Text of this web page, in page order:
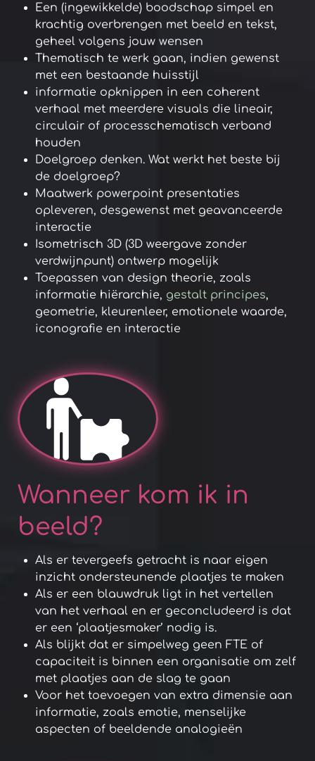
Een (ingewikkelde) boodschap simpel en
krachtig overbrengen met beeld en tekst,
geheel volgens jouw wensen
Thematisch te werk gaan, indien gewenst
met een bestaande huisstijl
informatie opknippen in een coherent
verhaal met meerdere visuals die lineair,
circulair of processchematisch verband
houden
Doelgroep denken. Wat werkt het beste bij
de doelgroep?
Maatwerk powerpoint presentaties
opleveren, desgewenst met geavanceerde
interactie
Isometrisch 3D (3D weergave zonder
verdwijnpunt) ontwerp mogelijk
Toepassen van design theorie, zoals
informatie hiërarchie, gestalt principes,
geometrie, kleurenleer, emotionele waarde,
iconografie en interactie
Wanneer kom ik in
beeld?
Als er tevergeefs getracht is naar eigen
inzicht ondersteunende plaatjes te maken
Als er een blauwdruk ligt in het vertellen
van het verhaal en er geconcludeerd is dat
er een ‘plaatjesmaker’ nodig is.
Als blijkt dat er simpelweg geen FTE of
capaciteit is binnen een organisatie om zelf
met plaatjes aan de slag te gaan
Voor het toevoegen van extra dimensie aan
informatie, zoals emotie, menselijke
aspecten of beeldende analogieën